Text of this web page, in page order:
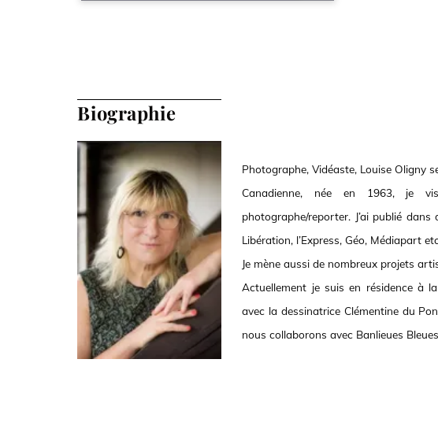
Biographie
Photographe, Vidéaste, Louise Oligny
Canadienne, née en 1963, je
photographe/reporter. J’ai publié
Libération, l’Express, Géo, Médiapart
Je mène aussi de nombreux projets
Actuellement je suis en résidence à
avec la dessinatrice Clémentine du
nous collaborons avec Banlieues